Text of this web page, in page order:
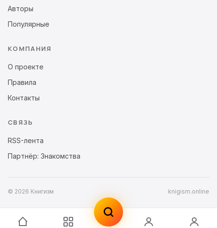
Авторы
Популярные
КОМПАНИЯ
О проекте
Правила
Контакты
СВЯЗЬ
RSS-лента
Партнёр: Знакомства
© 2026 Книгизм knigism.online